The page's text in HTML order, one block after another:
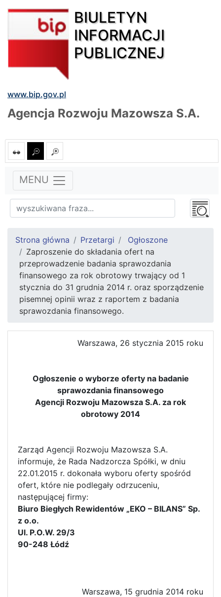
BIULETYN
INFORMACJI
PUBLICZNEJ
www.bip.gov.pl
Agencja Rozwoju Mazowsza S.A.
MENU
Strona główna Przetargi
Ogłoszone
Zaproszenie do składania ofert na
przeprowadzenie badania sprawozdania
finansowego za rok obrotowy trwający od 1
stycznia do 31 grudnia 2014 r. oraz sporządzenie
pisemnej opinii wraz z raportem z badania
sprawozdania finansowego.
Warszawa, 26 stycznia 2015 roku
Ogłoszenie o wyborze oferty na badanie
sprawozdania finansowego
Agencji Rozwoju Mazowsza S.A. za rok
obrotowy 2014
Zarząd Agencji Rozwoju Mazowsza S.A.
informuje, że Rada Nadzorcza Spółki, w dniu
22.01.2015 r. dokonała wyboru oferty spośród
ofert, które nie podlegały odrzuceniu,
następującej firmy:
Biuro Biegłych Rewidentów „EKO – BILANS” Sp.
z o.o.
Ul. P.O.W. 29/3
90-248 Łódź
Warszawa, 15 grudnia 2014 roku